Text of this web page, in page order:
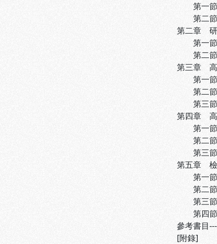
第一節
第二節
第二章 研
第一節
第二節
第三章 高
第一節
第二節
第三節
第四章 高
第一節
第二節
第三節
第五章 檢
第一節
第二節
第三節
第四節
參考書目
[附錄]